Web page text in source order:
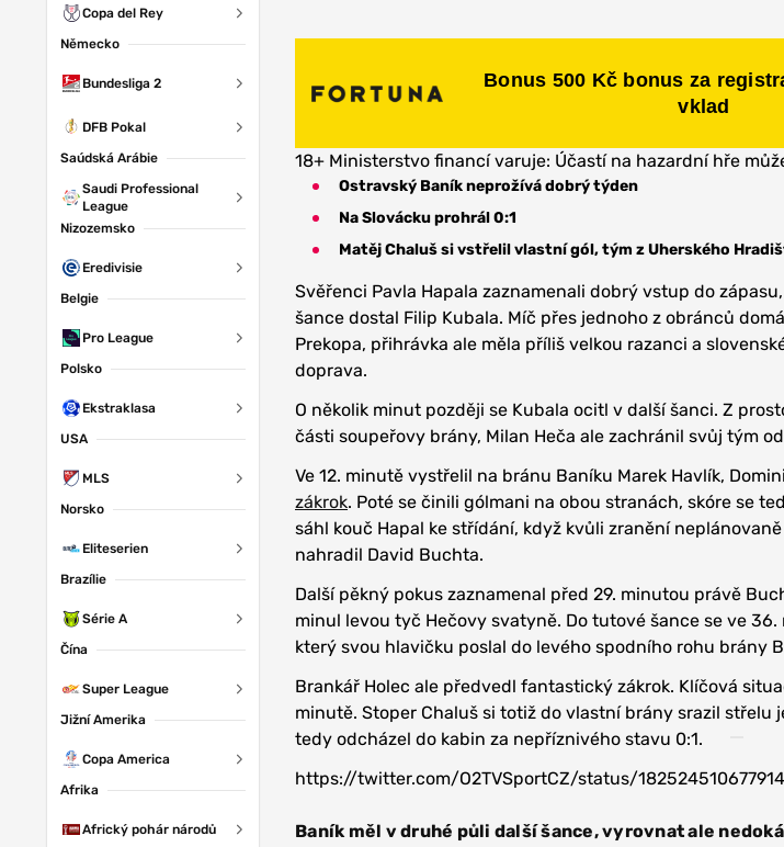
Copa del Rey
Německo
Bundesliga 2
DFB Pokal
Saúdská Arábie
Saudi Professional
League
Nizozemsko
Eredivisie
Belgie
Pro League
Polsko
Ekstraklasa
USA
MLS
Norsko
Eliteserien
Brazílie
Série A
Čína
Super League
Jižní Amerika
Copa America
Afrika
Africký pohár národů
Bonus 500 Kč bonus za
vklad
18+ Ministerstvo financí varuje: Účastí na hazardní hře
Ostravský Baník neprožívá dobrý týden
Na Slovácku prohrál 0:1
Matěj Chaluš si vstřelil vlastní gól, tým z Uherského
Svěřenci Pavla Hapala zaznamenali dobrý vstup do
šance dostal Filip Kubala. Míč přes jednoho z obránců
Prekopa, přihrávka ale měla příliš velkou razanci a
doprava.
O několik minut později se Kubala ocitl v další šanci. Z
části soupeřovy brány, Milan Heča ale zachránil svůj tým
Ve 12. minutě vystřelil na bránu Baníku Marek Havlík,
zákrok. Poté se činili gólmani na obou stranách, skóre se
sáhl kouč Hapal ke střídání, když kvůli zranění
nahradil David Buchta.
Další pěkný pokus zaznamenal před 29. minutou právě
minul levou tyč Hečovy svatyně. Do tutové šance se ve
který svou hlavičku poslal do levého spodního rohu brány
Brankář Holec ale předvedl fantastický zákrok. Klíčová
minutě. Stoper Chaluš si totiž do vlastní brány srazil střelu
tedy odcházel do kabin za nepříznivého stavu 0:1.
https://twitter.com/O2TVSportCZ/status/
Baník měl v druhé půli další šance, vyrovnat ale